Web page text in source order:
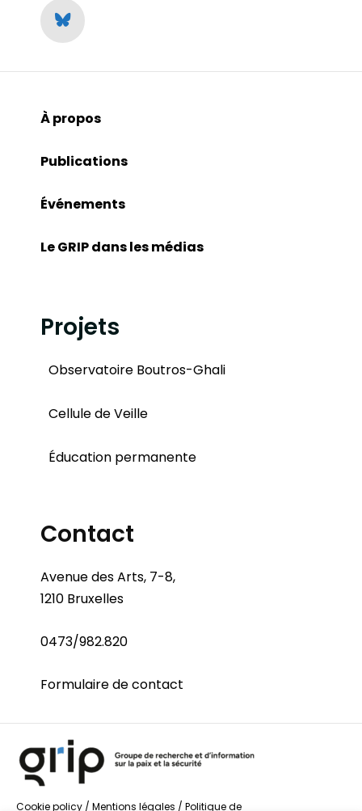
À propos
Publications
Événements
Le GRIP dans les médias
Projets
Observatoire Boutros-Ghali
Cellule de Veille
Éducation permanente
Contact
Avenue des Arts, 7-8,
1210 Bruxelles
0473/982.820
Formulaire de contact
Cookie policy / Mentions légales / Politique de